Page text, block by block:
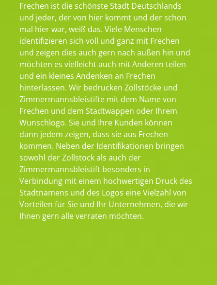
Frechen ist die schönste Stadt Deutschlands
und jeder, der von hier kommt und der schon
mal hier war, weiß das. Viele Menschen
identifizieren sich voll und ganz mit Frechen
und zeigen dies auch gern nach außen hin und
möchten es vielleicht auch mit Anderen teilen
und ein kleines Andenken an Frechen
hinterlassen. Wir bedrucken Zollstöcke und
Zimmermannsbleistifte mit dem Name von
Frechen und dem Stadtwappen oder Ihrem
Wunschlogo. Sie und Ihre Kunden können
dann jedem zeigen, dass sie aus Frechen
kommen. Neben der Identifikationen bringen
sowohl der Zollstock als auch der
Zimmermannsbleistift besonders in
Verbindung mit einem hochwertigen Druck des
Stadtnamens und des Logos eine Vielzahl von
Vorteilen für Sie und Ihr Unternehmen, die wir
Ihnen gern alle verraten möchten.